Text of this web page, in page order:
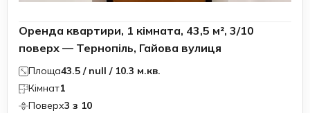
Оренда квартири, 1 кімната, 43,5 м², 3/10
поверх — Тернопіль, Гайова вулиця
Площа43.5 / null / 10.3 м.кв.
Кімнат1
Поверх3 з 10